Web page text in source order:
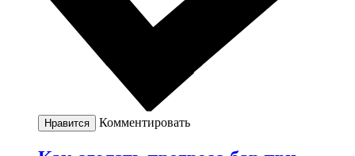
Нравится Комментировать